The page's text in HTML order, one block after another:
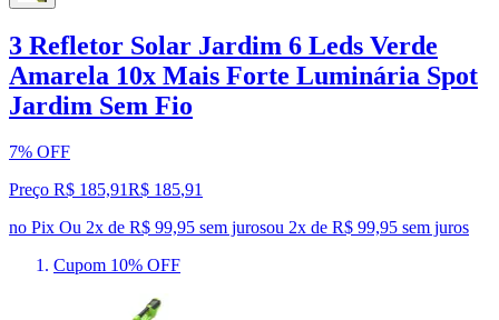
3 Refletor Solar Jardim 6 Leds Verde
Amarela 10x Mais Forte Luminária Spot
Jardim Sem Fio
7% OFF
Preço R$ 185,91R$ 185,91
no Pix Ou 2x de R$ 99,95 sem jurosou 2x de R$ 99,95 sem juros
Cupom 10% OFF